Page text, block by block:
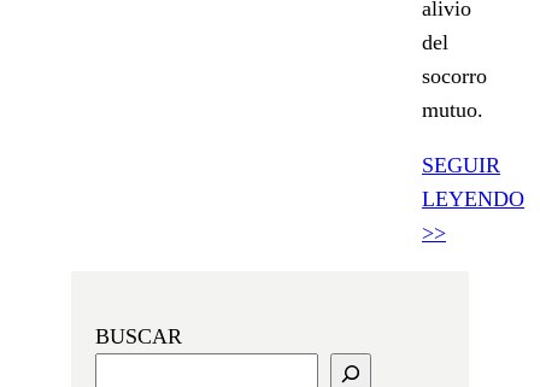
alivio
del
socorro
mutuo.
SEGUIR
LEYENDO
>>
BUSCAR